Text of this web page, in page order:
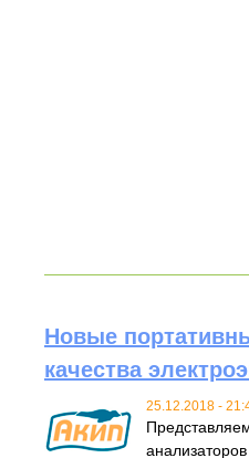
Новые
качества
25.12.2018 -
анализаторов